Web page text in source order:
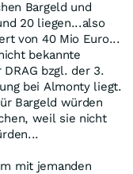
Bargeld und
20 liegen...also
von 40 Mio Euro...
bekannte
bzgl. der 3.
bei Almonty liegt.
Bargeld würden
weil sie nicht
mit jemanden